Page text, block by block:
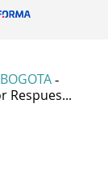
-
Respues...